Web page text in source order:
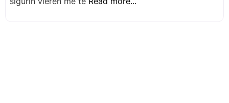
nje sherbim te besueshem dhe te pershtatshem qe ju